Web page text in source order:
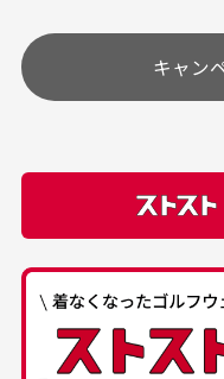
高価なブルゾンがお
購入できました。状
最高でした。
土.日.祝日は定休
その他の休日につ
頂きます。
カートの有効時
は自動的にカート
下さい。
お気に入り機能を
付属品について
付属品の記載につき
ある場合もございま
経年劣化について
当店では商品の管
キャン